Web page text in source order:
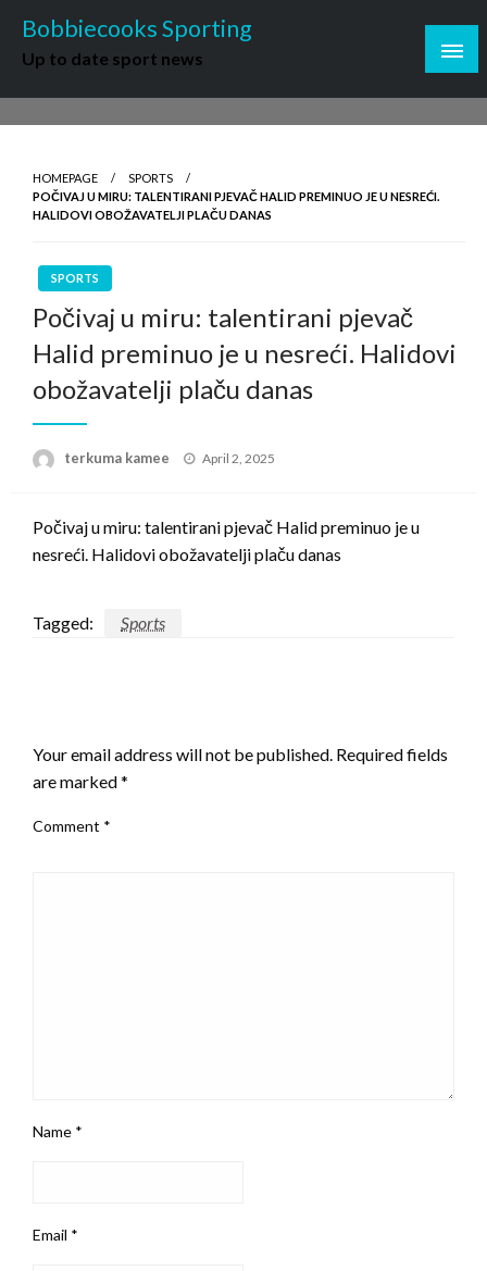
content
Bobbiecooks Sporting
Up to date sport news
HOMEPAGE
SPORTS
POČIVAJ U MIRU: TALENTIRANI PJEVAČ HALID PREMINUO JE U NESREĆI.
HALIDOVI OBOŽAVATELJI PLAČU DANAS
SPORTS
Počivaj u miru: talentirani pjevač
Halid preminuo je u nesreći. Halidovi
obožavatelji plaču danas
terkuma kamee
Posted
April 2, 2025
Počivaj u miru: talentirani pjevač Halid preminuo je u
nesreći. Halidovi obožavatelji plaču danas
Tagged: Sports
Your email address will not be published. Required fields
are marked*
Comment *
Name *
Email *